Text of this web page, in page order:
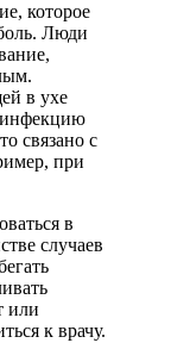
которое
Люди
в ухе
инфекцию
связано с
при
в
случаев
или
к врачу.